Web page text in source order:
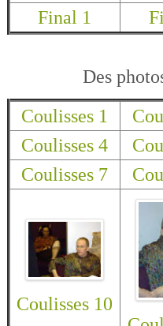
Final 1
Des
Coulisses 1
Coulisses 4
Coulisses 7
Coulisses 10